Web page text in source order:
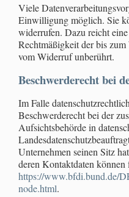
Viele
Einwilligung möglich. Sie
widerrufen. Dazu reicht
Rechtmäßigkeit der bis
vom Widerruf unberührt.
Beschwerderecht bei
Im Falle
Beschwerderecht bei der
Aufsichtsbehörde in
Unternehmen seinen Sitz
deren Kontaktdaten
https://www.bfdi.bund.de/
node.html.